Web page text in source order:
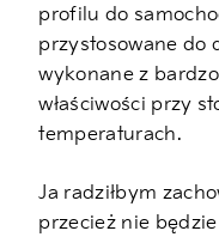
profilu do
przystosowane do
wykonane z
właściwości przy
temperaturach.
Ja radziłbym
przecież nie będzie